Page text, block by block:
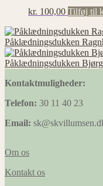
kr. 100,00 Tilføj til
Påklædningsdukken
Påklædningsdukken
Kontaktmuligheder:
Telefon: 30 11 40 23
Email:
Om os
Kontakt os